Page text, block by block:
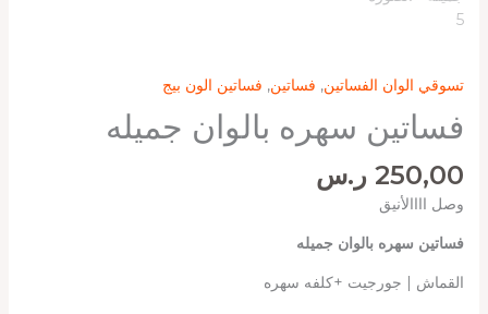
تسوقي الوان الفساتين, فساتين, فساتين الون بيج
فساتين سهره بالوان جميله
250,00 ر.س
وصل اااالأنيق
فساتين سهره بالوان جميله
القماش | جورجيت +كلفه سهره